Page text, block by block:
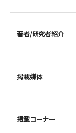
著者/研究者紹介
掲載媒体
掲載コーナー